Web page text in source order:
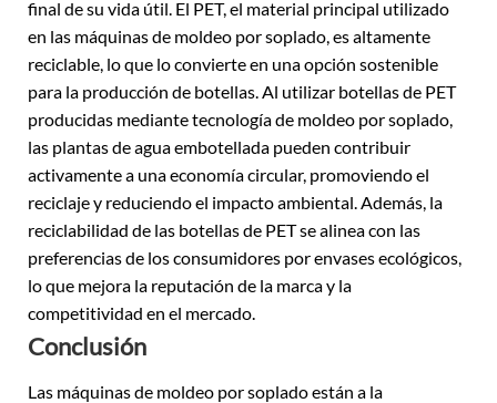
final de su vida útil. El PET, el material principal utilizado
en las máquinas de moldeo por soplado, es altamente
reciclable, lo que lo convierte en una opción sostenible
para la producción de botellas. Al utilizar botellas de PET
producidas mediante tecnología de moldeo por soplado,
las plantas de agua embotellada pueden contribuir
activamente a una economía circular, promoviendo el
reciclaje y reduciendo el impacto ambiental. Además, la
reciclabilidad de las botellas de PET se alinea con las
preferencias de los consumidores por envases ecológicos,
lo que mejora la reputación de la marca y la
competitividad en el mercado.
Conclusión
Las máquinas de moldeo por soplado están a la